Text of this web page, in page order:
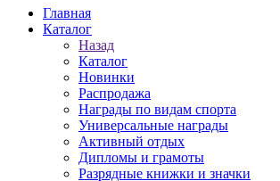
Главная
Каталог
Назад
Каталог
Новинки
Распродажа
Награды по видам спорта
Универсальные награды
Активный отдых
Дипломы и грамоты
Разрядные книжки и значки